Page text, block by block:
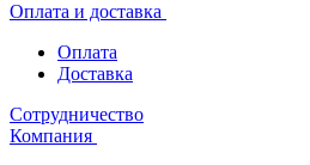
Оплата и доставка
Оплата
Доставка
Сотрудничество
Компания